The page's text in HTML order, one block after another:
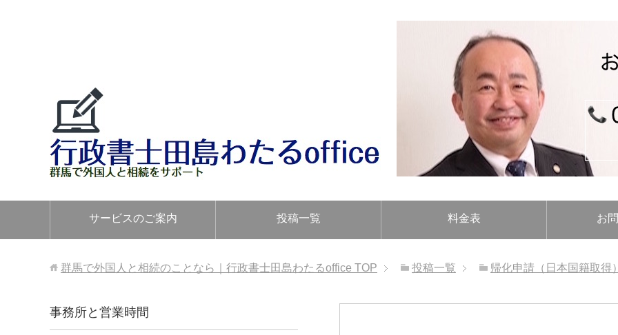
サービスのご案内 投稿一覧 料金表 お
群馬で外国人と相続のことなら｜行政書士田島わたるoffice TOP 投稿一覧 帰化申請（日本国籍取得）
事務所と営業時間